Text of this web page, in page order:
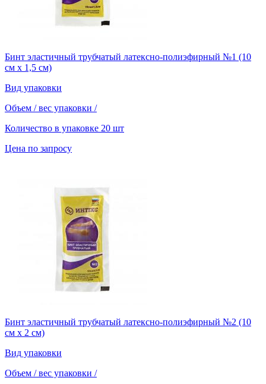
Бинт эластичный трубчатый латексно-полиэфирный №1 (10
см х 1,5 см)
Вид упаковки
Объем / вес упаковки /
Количество в упаковке 20 шт
Цена по запросу
Бинт эластичный трубчатый латексно-полиэфирный №2 (10
см х 2 см)
Вид упаковки
Объем / вес упаковки /